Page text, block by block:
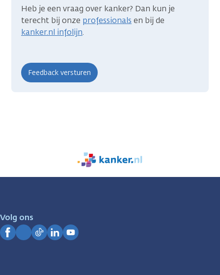
Heb je een vraag over kanker? Dan kun je
terecht bij onze professionals en bij de
kanker.nl infolijn.
We
zijn
Volg ons